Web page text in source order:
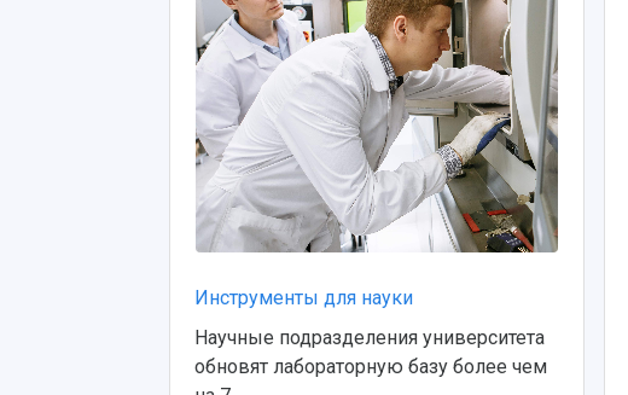
Инструменты для науки
Научные подразделения университета
обновят лабораторную базу более чем